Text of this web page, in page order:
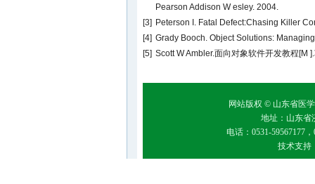
Pearson Addison W esley. 2004.
[3] Peterson I. Fatal Defect:Chasing Killer
[4] Grady Booch. Object Solutions:
[5] Scott W Ambler.面向对象软件开发教程[M